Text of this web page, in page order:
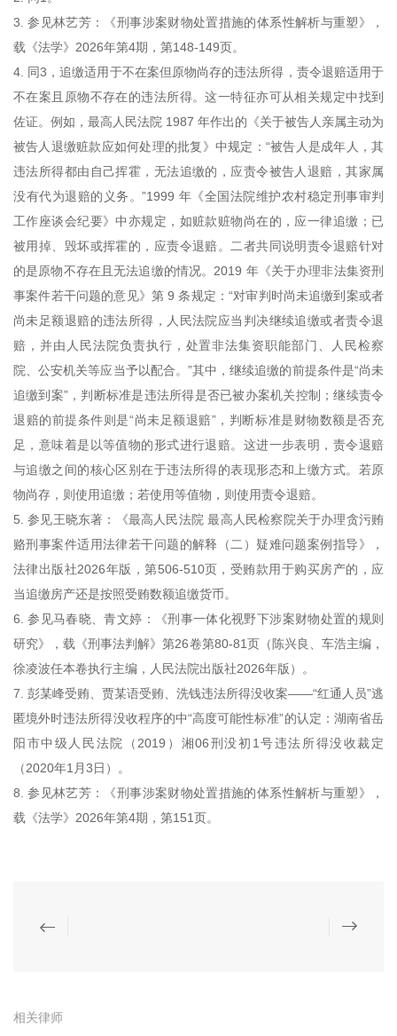
3. 参见林艺芳：《刑事涉案财物处置措施的体系性解析与重塑》，
载《法学》2026年第4期，第148-149页。
4. 同3，追缴适用于不在案但原物尚存的违法所得，责令退赔适用于
不在案且原物不存在的违法所得。这一特征亦可从相关规定中找到
佐证。例如，最高人民法院 1987 年作出的《关于被告人亲属主动为
被告人退缴赃款应如何处理的批复》中规定：“被告人是成年人，其
违法所得都由自己挥霍，无法追缴的，应责令被告人退赔，其家属
没有代为退赔的义务。”1999 年《全国法院维护农村稳定刑事审判
工作座谈会纪要》中亦规定，如赃款赃物尚在的，应一律追缴；已
被用掉、毁坏或挥霍的，应责令退赔。二者共同说明责令退赔针对
的是原物不存在且无法追缴的情况。2019 年《关于办理非法集资刑
事案件若干问题的意见》第 9 条规定：“对审判时尚未追缴到案或者
尚未足额退赔的违法所得，人民法院应当判决继续追缴或者责令退
赔，并由人民法院负责执行，处置非法集资职能部门、人民检察
院、公安机关等应当予以配合。”其中，继续追缴的前提条件是“尚未
追缴到案”，判断标准是违法所得是否已被办案机关控制；继续责令
退赔的前提条件则是“尚未足额退赔”，判断标准是财物数额是否充
足，意味着是以等值物的形式进行退赔。这进一步表明，责令退赔
与追缴之间的核心区别在于违法所得的表现形态和上缴方式。若原
物尚存，则使用追缴；若使用等值物，则使用责令退赔。
5. 参见王晓东著：《最高人民法院 最高人民检察院关于办理贪污贿
赂刑事案件适用法律若干问题的解释（二）疑难问题案例指导》，
法律出版社2026年版，第506-510页，受贿款用于购买房产的，应
当追缴房产还是按照受贿数额追缴货币。
6. 参见马春晓、青文婷：《刑事一体化视野下涉案财物处置的规则
研究》，载《刑事法判解》第26卷第80-81页（陈兴良、车浩主编，
徐凌波任本卷执行主编，人民法院出版社2026年版）。
7. 彭某峰受贿、贾某语受贿、洗钱违法所得没收案——“红通人员”逃
匿境外时违法所得没收程序的中“高度可能性标准”的认定：湖南省岳
阳市中级人民法院（2019）湘06刑没初1号违法所得没收裁定
（2020年1月3日）。
8. 参见林艺芳：《刑事涉案财物处置措施的体系性解析与重塑》，
载《法学》2026年第4期，第151页。
相关律师